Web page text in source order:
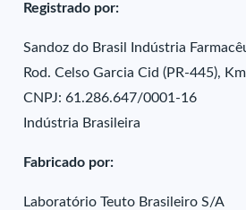
Registrado por:
Sandoz do Brasil Indústria
Rod. Celso Garcia Cid (PR-445),
CNPJ: 61.286.647/0001-16
Indústria Brasileira
Fabricado por:
Laboratório Teuto Brasileiro S/A